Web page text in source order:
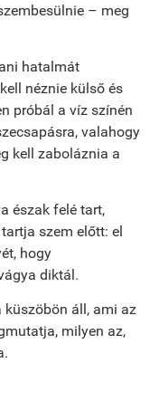
– meg
hatalmát
néznie külső és
próbál a víz színén
valahogy
kell zaboláznia a
észak felé tart,
szem előtt: el
hogy
diktál.
áll, ami az
milyen az,